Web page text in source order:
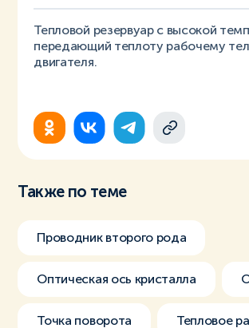
Тепловой резервуар с высокой
передающий теплоту рабочему
двигателя.
Также по теме
Проводник второго рода
Оптическая ось кристалла
Точка поворота Тепловое